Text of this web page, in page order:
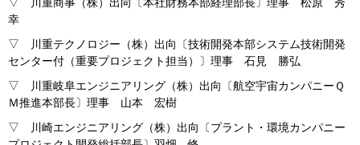
幸
▽ 川重テクノロジー（株）出向〔技術開発本部システム技術開発
センター付（重要プロジェクト担当）〕理事 石見 勝弘
▽ 川重岐阜エンジニアリング（株）出向〔航空宇宙カンパニーＱ
Ｍ推進本部長〕理事 山本 宏樹
▽ 川崎エンジニアリング（株）出向〔プラント・環境カンパニー